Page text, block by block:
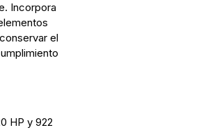
Incorpora
el
HP y 922